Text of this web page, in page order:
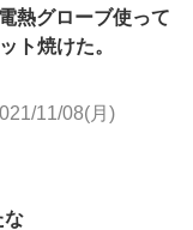
熱グローブ使って
ト焼けた。
11/08(月)
な